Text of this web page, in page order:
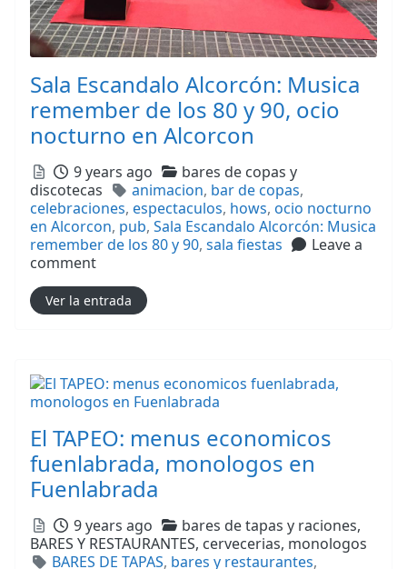
Sala Escandalo Alcorcón: Musica
remember de los 80 y 90, ocio
nocturno en Alcorcon
Posted
9 years ago Categories
bares de copas y
discotecas
Tags
animacion, bar de copas,
celebraciones, espectaculos, hows, ocio nocturno
en Alcorcon, pub, Sala Escandalo Alcorcón: Musica
remember de los 80 y 90, sala fiestas
Leave a
comment
Ver la entrada
El TAPEO: menus economicos
fuenlabrada, monologos en
Fuenlabrada
Posted
9 years ago Categories
bares de tapas y raciones,
BARES Y RESTAURANTES, cervecerias, monologos
Tags
BARES DE TAPAS, bares y restaurantes,